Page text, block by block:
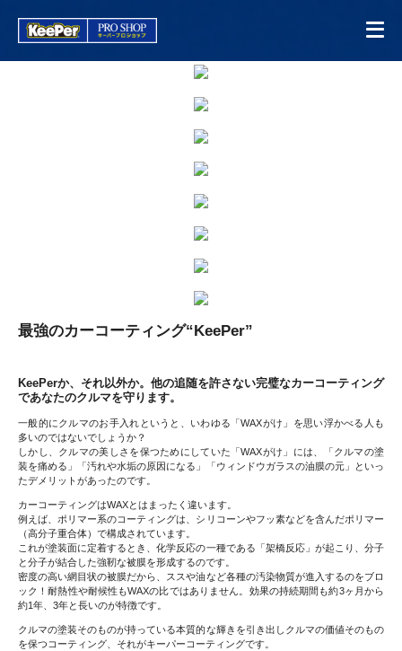
最強のカーコーティング“KeePer”
KeePerか、それ以外か。他の追随を許さない完璧なカーコーティング
であなたのクルマを守ります。
一般的にクルマのお手入れというと、いわゆる「WAXがけ」を思い浮かべる人も
多いのではないでしょうか？
しかし、クルマの美しさを保つためにしていた「WAXがけ」には、「クルマの塗
装を痛める」「汚れや水垢の原因になる」「ウィンドウガラスの油膜の元」といっ
たデメリットがあったのです。
カーコーティングはWAXとはまったく違います。
例えば、ポリマー系のコーティングは、シリコーンやフッ素などを含んだポリマー
（高分子重合体）で構成されています。
これが塗装面に定着するとき、化学反応の一種である「架橋反応」が起こり、分子
と分子が結合した強靭な被膜を形成するのです。
密度の高い網目状の被膜だから、ススや油など各種の汚染物質が進入するのをブロ
ック！耐熱性や耐候性もWAXの比ではありません。効果の持続期間も約3ヶ月から
約1年、3年と長いのが特徴です。
クルマの塗装そのものが持っている本質的な輝きを引き出しクルマの価値そのもの
を保つコーティング、それがキーパーコーティングです。